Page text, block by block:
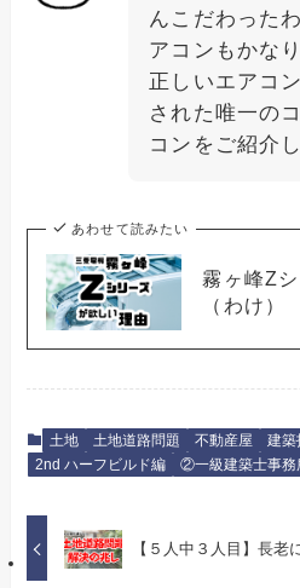
んこだわった
アコンもかな
正しいエアコ
された唯一の
コンをご紹介
あわせて読みたい
霧ヶ峰Z
（わけ）
土地 土地道路問題 不動産屋 建築
2nd ハーフビルド編
②一級建築士事務
【５人中３人目】長老